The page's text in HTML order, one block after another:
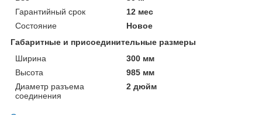
Гарантийный срок
12 мес
Состояние
Новое
Габаритные и присоединительные размеры
Ширина
300 мм
Высота
985 мм
Диаметр разъема
соединения
2 дюйм